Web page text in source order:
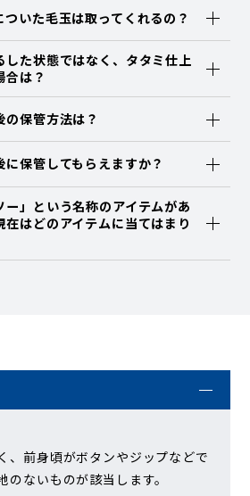
ついた毛玉は取ってくれるの？
した状態ではなく、タタミ仕上
合は？
保管方法は？
に保管してもらえますか？
ー」という名称のアイテムがあ
在はどのアイテムに当てはまり
、前身頃がボタンやジップなどで
のないものが該当します。